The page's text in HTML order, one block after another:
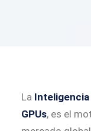
La
GPUs, es el